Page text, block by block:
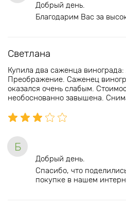
Добрый день.
Благодарим Вас за
Светлана
Купила два саженца
Преображение. Саженец
оказался очень слабым.
необоснованно завышена.
Б
Добрый день.
Спасибо, что
покупке в нашем